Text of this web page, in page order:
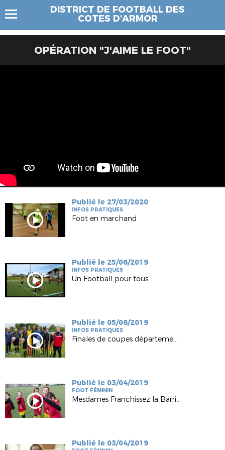
DISTRICT DE FOOTBALL DES
COTES D'ARMOR
OPÉRATION "J'AIME LE FOOT"
Publié le 27/03/2020
INFOS PRATIQUES
Foot en marchand
Publié le 25/06/2019
INFOS PRATIQUES
Un Football pour tous
Publié le 05/06/2019
INFOS PRATIQUES
Finales de coupes départementales 2019
Publié le 03/04/2019
FOOT FÉMININ
Mesdames Franchissez la Barrière FC Lié Plouguenast
Publié le 03/04/2019